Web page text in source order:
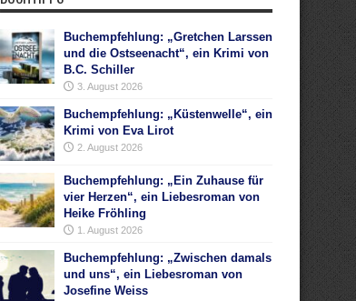
Buchempfehlung: „Gretchen Larssen
und die Ostseenacht“, ein Krimi von
B.C. Schiller
3. August 2026
Buchempfehlung: „Küstenwelle“, ein
Krimi von Eva Lirot
2. August 2026
Buchempfehlung: „Ein Zuhause für
vier Herzen“, ein Liebesroman von
Heike Fröhling
1. August 2026
Buchempfehlung: „Zwischen damals
und uns“, ein Liebesroman von
Josefine Weiss